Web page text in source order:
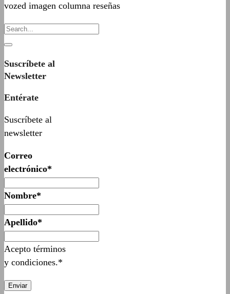
vozed imagen columna reseñas
Suscríbete al
Newsletter
Entérate
Suscríbete al
newsletter
Correo
electrónico*
Nombre*
Apellido*
Acepto términos
y condiciones.*